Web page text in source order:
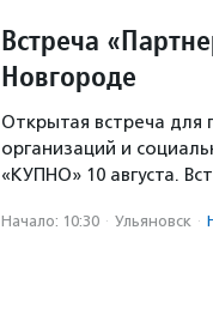
Встреча
Новгороде
Открытая встреча для
организаций и
«КУПНО» 10 августа.
Начало: 10:30 · Ульяновск ·